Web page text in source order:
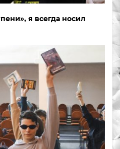
я всегда носил